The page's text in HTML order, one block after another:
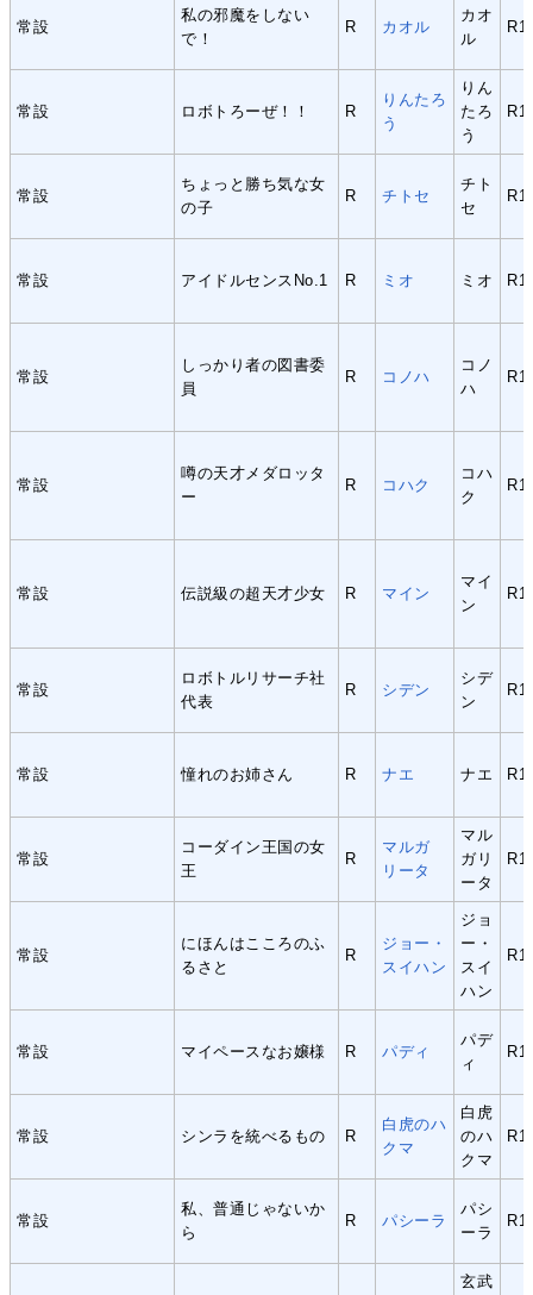
常設
私の邪魔をしない
で！
R カオル
カオ
ル
R1
常設 ロボトろーぜ！！ R
りんたろ
う
りん
たろ
う
R1
常設
ちょっと勝ち気な女
の子
R チトセ
チト
セ
R1
常設 アイドルセンスNo.1 R ミオ ミオ R1
常設
しっかり者の図書委
員
R コノハ
コノ
ハ
R1
常設
噂の天才メダロッタ
ー
R コハク
コハ
ク
R1
常設 伝説級の超天才少女 R マイン
マイ
ン
R1
常設
ロボトルリサーチ社
代表
R シデン
シデ
ン
R1
常設 憧れのお姉さん R ナエ ナエ R1
常設
コーダイン王国の女
王
R
マルガ
リータ
マル
ガリ
ータ
R1
常設
にほんはこころのふ
るさと
R
ジョー・
スイハン
ジョ
ー・
スイ
ハン
R1
常設 マイペースなお嬢様 R パディ
パデ
ィ
R1
常設 シンラを統べるもの R
白虎のハ
クマ
白虎
のハ
クマ
R1
常設
私、普通じゃないか
ら
R パシーラ
パシ
ーラ
R1
玄武